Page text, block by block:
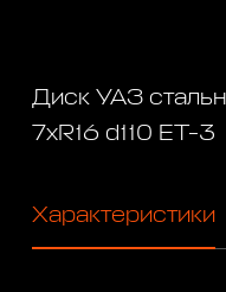
Диск УАЗ
7xR16 d110 ET-3
Характеристики